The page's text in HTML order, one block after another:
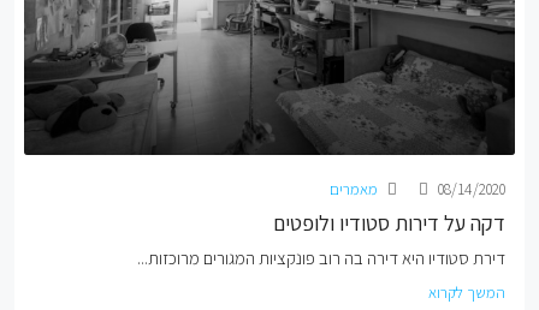
08/14/2020 מאמרים
דקה על דירות סטודיו ולופטים
דירת סטודיו היא דירה בה רוב פונקציות המגורים מרוכזות...
המשך לקרוא